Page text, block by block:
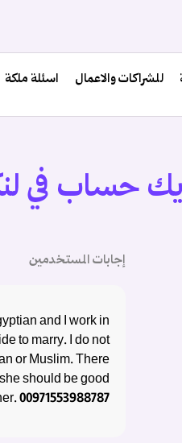
للشراكات والاعمال اسئلة ملكة
حساب في
إجابات المستخدمين
and I work in
to marry. I do not
or Muslim. There
should be good
00971553988787